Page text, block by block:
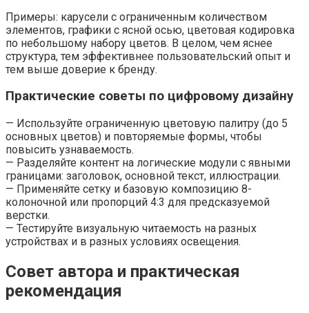
Примеры: карусели с ограниченным количеством
элементов, графики с ясной осью, цветовая кодировка
по небольшому набору цветов. В целом, чем яснее
структура, тем эффективнее пользовательский опыт и
тем выше доверие к бренду.
Практические советы по цифровому дизайну
— Используйте ограниченную цветовую палитру (до 5
основных цветов) и повторяемые формы, чтобы
повысить узнаваемость.
— Разделяйте контент на логические модули с явными
границами: заголовок, основной текст, иллюстрации.
— Применяйте сетку и базовую композицию 8-
колоночной или пропорций 4:3 для предсказуемой
верстки.
— Тестируйте визуальную читаемость на разных
устройствах и в разных условиях освещения.
Совет автора и практическая
рекомендация